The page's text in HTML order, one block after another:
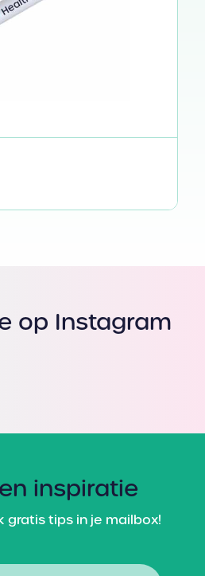
op Instagram
inspiratie
gratis tips in je mailbox!